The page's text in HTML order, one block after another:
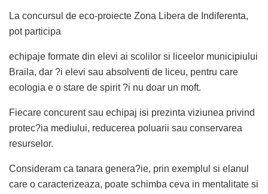
La concursul de eco-proiecte Zona Libera de Indiferenta,
pot participa
echipaje formate din elevi ai scolilor si liceelor municipiului
Braila, dar ?i elevi sau absolventi de liceu, pentru care
ecologia e o stare de spirit ?i nu doar un moft.
Fiecare concurent sau echipaj isi prezinta viziunea privind
protec?ia mediului, reducerea poluarii sau conservarea
resurselor.
Consideram ca tanara genera?ie, prin exemplul si elanul
care o caracterizeaza, poate schimba ceva in mentalitate si